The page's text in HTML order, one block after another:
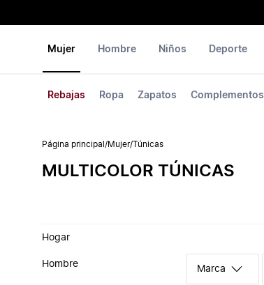
Mujer
Rebajas Ropa Zapatos Complementos
Hombre Niños Deporte
Página principal /Mujer/Túnicas
MULTICOLOR TÚNICAS
Hogar
Hombre Marca